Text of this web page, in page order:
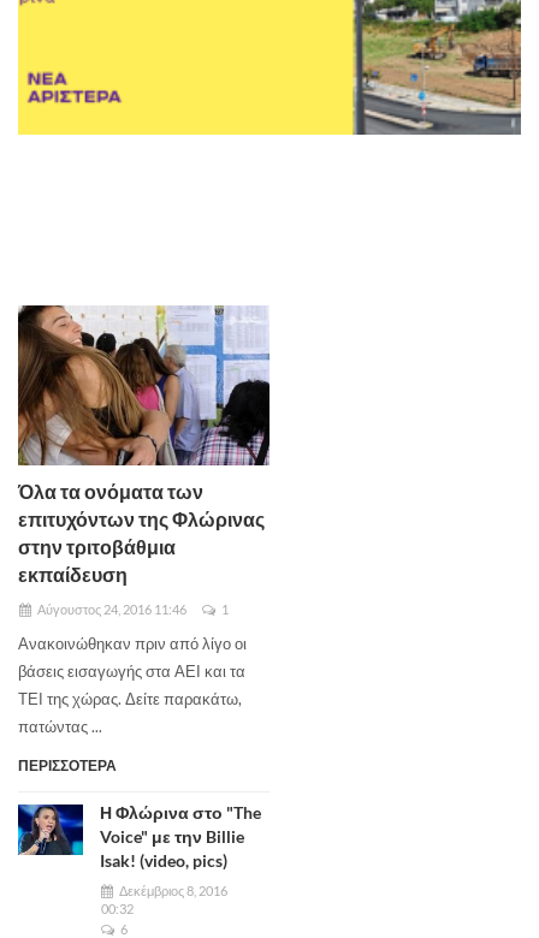
Όλα τα ονόματα των
επιτυχόντων της Φλώρινας
στην τριτοβάθμια
εκπαίδευση
Αύγουστος 24, 2016 11:46 1
Ανακοινώθηκαν πριν από λίγο οι
βάσεις εισαγωγής στα ΑΕΙ και τα
ΤΕΙ της χώρας. Δείτε παρακάτω,
πατώντας ...
ΠΕΡΙΣΣΟΤΕΡΑ
Η Φλώρινα στο "The
Voice" με την Billie
Isak! (video, pics)
Δεκέμβριος 8, 2016
00:32
6